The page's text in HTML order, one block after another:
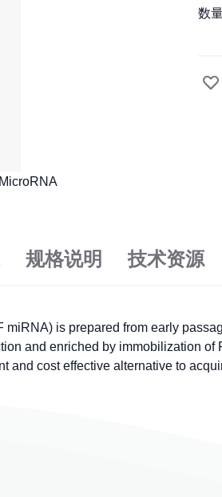
数
规格说明 技术资源
is prepared from early
and enriched by immobilization
and cost effective alternative to